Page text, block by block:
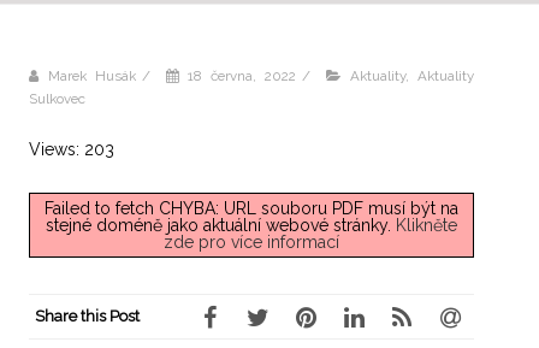
Marek Husák / 18 června, 2022 / Aktuality,Aktuality
Sulkovec
Views: 203
Failed to fetch CHYBA: URL souboru PDF musí být na
stejné doméně jako aktuální webové stránky. Klikněte
zde pro více informací
Share this Post